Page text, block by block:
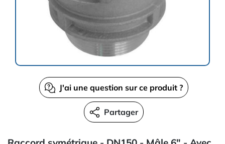
J'ai une question sur ce produit ?
Partager